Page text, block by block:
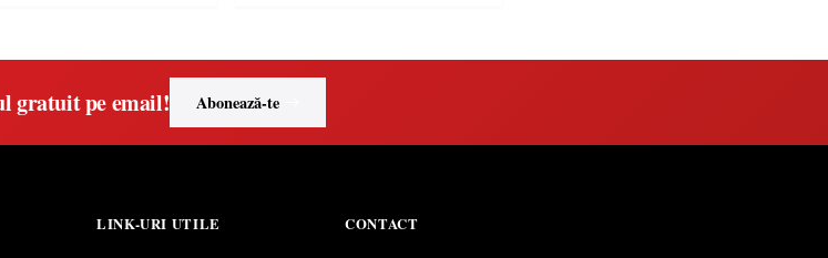
gratuit pe email! Abonează-te
LINK-URI UTILE CONTACT